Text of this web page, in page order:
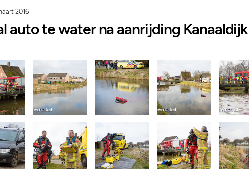
2016
auto te water na aanrijding Kanaaldijk